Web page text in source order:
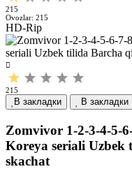
215
Ovozlar: 215
HD-Rip
215
В закладки В закладки
Zomvivor 1-2-3-4-5-
Koreya seriali Uzbek
skachat